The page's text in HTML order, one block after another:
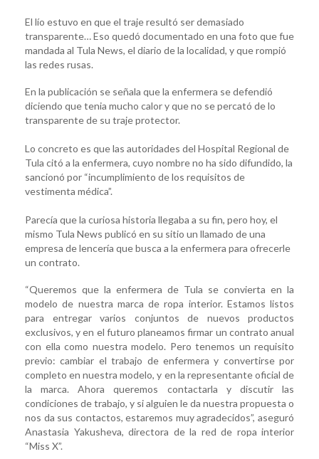
El lío estuvo en que el traje resultó ser demasiado
transparente… Eso quedó documentado en una foto que fue
mandada al Tula News, el diario de la localidad, y que rompió
las redes rusas.
En la publicación se señala que la enfermera se defendió
diciendo que tenia mucho calor y que no se percató de lo
transparente de su traje protector.
Lo concreto es que las autoridades del Hospital Regional de
Tula citó a la enfermera, cuyo nombre no ha sido difundido, la
sancionó por “incumplimiento de los requisitos de
vestimenta médica”.
Parecía que la curiosa historia llegaba a su fin, pero hoy, el
mismo Tula News publicó en su sitio un llamado de una
empresa de lencería que busca a la enfermera para ofrecerle
un contrato.
“Queremos que la enfermera de Tula se convierta en la
modelo de nuestra marca de ropa interior. Estamos listos
para entregar varios conjuntos de nuevos productos
exclusivos, y en el futuro planeamos firmar un contrato anual
con ella como nuestra modelo. Pero tenemos un requisito
previo: cambiar el trabajo de enfermera y convertirse por
completo en nuestra modelo, y en la representante oficial de
la marca. Ahora queremos contactarla y discutir las
condiciones de trabajo, y si alguien le da nuestra propuesta o
nos da sus contactos, estaremos muy agradecidos”, aseguró
Anastasia Yakusheva, directora de la red de ropa interior
“Miss X”.